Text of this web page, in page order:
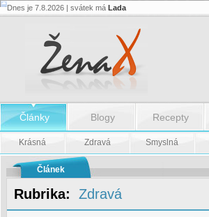
Cholesterolu
nemusíte
z
vajíček
se
nemusíte
Dnes je 7.8.2026 | svátek má Lada
Články Blogy Recepty
Krásná Zdravá Smyslná
Článek
Rubrika: Zdravá